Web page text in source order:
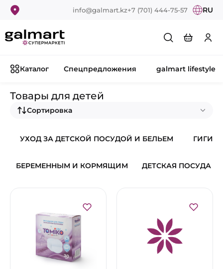
info@galmart.kz+7 (701) 444-75-57 RU
Каталог Спецпредложения galmart lifestyle
Товары для детей
Сортировка
УХОД ЗА ДЕТСКОЙ ПОСУДОЙ И БЕЛЬЕМ
БЕРЕМЕННЫМ И КОРМЯЩИМ ДЕТСКАЯ ПОСУДА